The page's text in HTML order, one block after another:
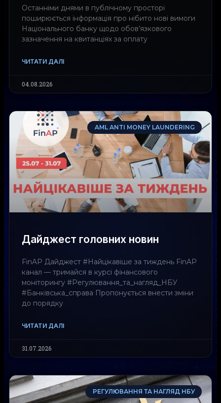
Останніми днями в публічному просторі
поширюється інформація про нібито нові вимоги
Національного банку щодо обов’язкового
зазначення на квитанціях за оплату
ЧИТАТИ ДАЛІ
04.08.2026
AML ANTI MONEY LAUNDERING
Дайджест головних новин
FinAP Дайджест #Найцікавіше за тиждень FinAP
канал — тримайся в курсі фінансового
моніторингу #Регулювання_та_нагляд_НБУ
#Банківська_справа Пропонується внести зміни
до порядку
ЧИТАТИ ДАЛІ
31.07.2026
РЕГУЛЮВАННЯ ТА НАГЛЯД НБУ